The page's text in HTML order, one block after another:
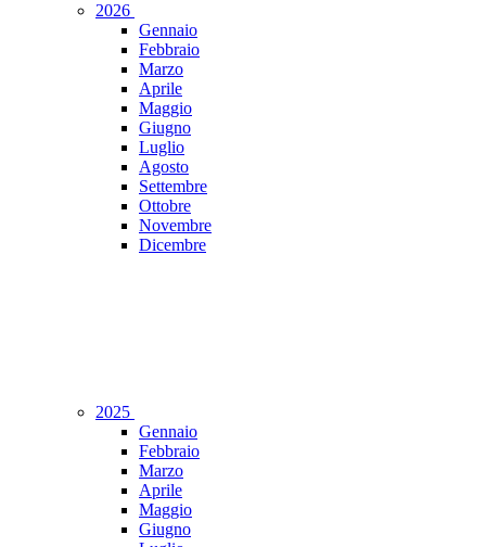
2026
Gennaio
Febbraio
Marzo
Aprile
Maggio
Giugno
Luglio
Agosto
Settembre
Ottobre
Novembre
Dicembre
2025
Gennaio
Febbraio
Marzo
Aprile
Maggio
Giugno